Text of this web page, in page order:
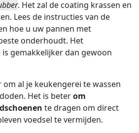
. Het zal de coating krassen en
Lees de instructies van de
hoe u uw pannen met
onderhoudt. Het
gemakkelijker dan gewoon
al je keukengerei te wassen
Het is beterom
te dragen om direct
voedsel te vermijden.